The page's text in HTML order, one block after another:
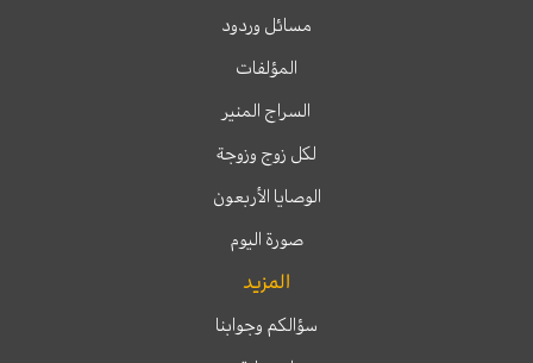
مسائل وردود
المؤلفات
السراج المنير
لكل زوج وزوجة
الوصايا الأربعون
صورة اليوم
المزيد
سؤالكم وجوابنا